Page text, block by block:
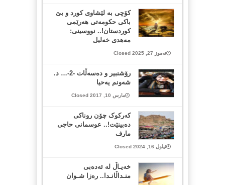
كۆچی بە لێشاوی كورد و بێ
باكی حكومەتی هەرێمی
كوردستان!.. نووسینی:
مەهدی خەلیل
تەموز 27, 2025 Closed
رۆشنبیر و ده‌سه‌ڵات -2-… د.
شه‌ونم یه‌حیا
مارس 10, 2017 Closed
کەرکوک چۆن روناکی
دەبینێت!.. عوسمانی حاجی
مارف
ئیلول 16, 2024 Closed
خەیـاڵ لە ئەدەبی
منـداڵانـدا.. رەزا شـوان